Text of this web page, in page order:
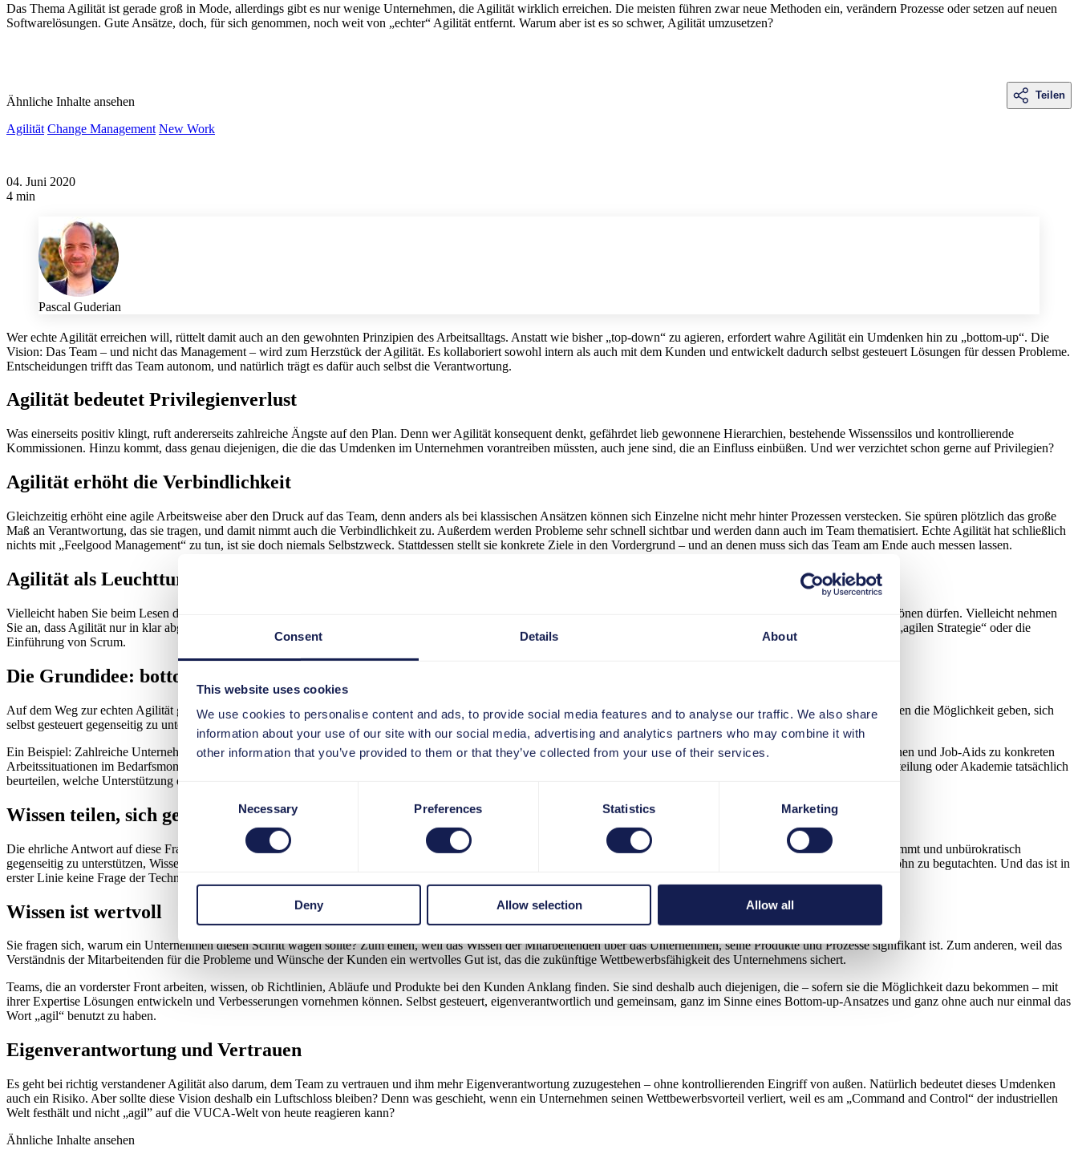
Consent Details About
This website uses cookies
We use cookies to personalise content and ads, to provide social media features and to analyse our traffic. We also share
information about your use of our site with our social media, advertising and analytics partners who may combine it with
other information that you’ve provided to them or that they’ve collected from your use of their services.
Consent
Necessary Preferences Statistics Marketing
Deny Allow selection Allow all
Das Thema Agilität ist gerade groß in Mode, allerdings gibt es nur wenige Unternehmen, die Agilität wirklich erreichen. Die meisten führen zwar neue Methoden ein, verändern Prozesse oder setzen auf neuen
Softwarelösungen. Gute Ansätze, doch, für sich genommen, noch weit von „echter“ Agilität entfernt. Warum aber ist es so schwer, Agilität umzusetzen?
Ähnliche Inhalte ansehen
Agilität Change Management New Work
Teilen
04. Juni 2020
4 min
Pascal Guderian
Wer echte Agilität erreichen will, rüttelt damit auch an den gewohnten Prinzipien des Arbeitsalltags. Anstatt wie bisher „top-down“ zu agieren, erfordert wahre Agilität ein Umdenken hin zu „bottom-up“. Die
Vision: Das Team – und nicht das Management – wird zum Herzstück der Agilität. Es kollaboriert sowohl intern als auch mit dem Kunden und entwickelt dadurch selbst gesteuert Lösungen für dessen Probleme.
Entscheidungen trifft das Team autonom, und natürlich trägt es dafür auch selbst die Verantwortung.
Agilität bedeutet Privilegienverlust
Was einerseits positiv klingt, ruft andererseits zahlreiche Ängste auf den Plan. Denn wer Agilität konsequent denkt, gefährdet lieb gewonnene Hierarchien, bestehende Wissenssilos und kontrollierende
Kommissionen. Hinzu kommt, dass genau diejenigen, die die das Umdenken im Unternehmen vorantreiben müssten, auch jene sind, die an Einfluss einbüßen. Und wer verzichtet schon gerne auf Privilegien?
Agilität erhöht die Verbindlichkeit
Gleichzeitig erhöht eine agile Arbeitsweise aber den Druck auf das Team, denn anders als bei klassischen Ansätzen können sich Einzelne nicht mehr hinter Prozessen verstecken. Sie spüren plötzlich das große
Maß an Verantwortung, das sie tragen, und damit nimmt auch die Verbindlichkeit zu. Außerdem werden Probleme sehr schnell sichtbar und werden dann auch im Team thematisiert. Echte Agilität hat schließlich
nichts mit „Feelgood Management“ zu tun, ist sie doch niemals Selbstzweck. Stattdessen stellt sie konkrete Ziele in den Vordergrund – und an denen muss sich das Team am Ende auch messen lassen.
Agilität als Leuchtturmprojekt?
Vielleicht haben Sie beim Lesen dieser Zeilen zunächst an Softwareentwicklung gedacht oder an bestimmte Leuchtturmprojekte, in denen Mitarbeiter ihren agilen Ansprüchen frönen dürfen. Vielleicht nehmen
Sie an, dass Agilität nur in klar abgegrenzten Bereichen funktionieren kann. Doch genau das Gegenteil ist der Fall – und das ganz ohne das Ausrufen einer unternehmensweiten „agilen Strategie“ oder die
Einführung von Scrum.
Die Grundidee: bottom-up
Auf dem Weg zur echten Agilität geht es vor allem um die Berücksichtigung von Bottom-up-Ansätzen. Unternehmen müssen ihre Scheu ablegen. Sie müssen ihren Mitarbeitenden die Möglichkeit geben, sich
selbst gesteuert gegenseitig zu unterstützen, um Kundenprobleme zu lösen.
Ein Beispiel: Zahlreiche Unternehmen investieren Geld und Zeit in Trainings und Performance Support. Damit stellen sie den Mitarbeitenden von zentraler Stelle aus Informationen und Job-Aids zu konkreten
Arbeitssituationen im Bedarfsmoment zur Verfügung. Doch können sie sicher sein, dass die Hilfsangebote auch relevant sind für die Arbeit „da draußen“? Kann eine Personalabteilung oder Akademie tatsächlich
beurteilen, welche Unterstützung die Mitarbeitenden an all den verschiedenen Arbeitsplätzen und mit all den unterschiedlichen Wissensbedarfen brauchen?
Wissen teilen, sich gegenseitig unterstützen
Die ehrliche Antwort auf diese Frage wird „Nein“ lauten müssen. Daher müssen die Unternehmen ihren Angestellten eine Stimme geben und ihnen ermöglichen, sich selbstbestimmt und unbürokratisch
gegenseitig zu unterstützen, Wissen zu teilen oder gemeinsam Probleme zu lösen - ohne dass Chefetagen der Versuchung erliegen, diese Ansätze zu kontrollieren oder mit Argwohn zu begutachten. Und das ist in
erster Linie keine Frage der Technik, sondern eine Frage der Kultur.
Wissen ist wertvoll
Sie fragen sich, warum ein Unternehmen diesen Schritt wagen sollte? Zum einen, weil das Wissen der Mitarbeitenden über das Unternehmen, seine Produkte und Prozesse signifikant ist. Zum anderen, weil das
Verständnis der Mitarbeitenden für die Probleme und Wünsche der Kunden ein wertvolles Gut ist, das die zukünftige Wettbewerbsfähigkeit des Unternehmens sichert.
Teams, die an vorderster Front arbeiten, wissen, ob Richtlinien, Abläufe und Produkte bei den Kunden Anklang finden. Sie sind deshalb auch diejenigen, die – sofern sie die Möglichkeit dazu bekommen – mit
ihrer Expertise Lösungen entwickeln und Verbesserungen vornehmen können. Selbst gesteuert, eigenverantwortlich und gemeinsam, ganz im Sinne eines Bottom-up-Ansatzes und ganz ohne auch nur einmal das
Wort „agil“ benutzt zu haben.
Eigenverantwortung und Vertrauen
Es geht bei richtig verstandener Agilität also darum, dem Team zu vertrauen und ihm mehr Eigenverantwortung zuzugestehen – ohne kontrollierenden Eingriff von außen. Natürlich bedeutet dieses Umdenken
auch ein Risiko. Aber sollte diese Vision deshalb ein Luftschloss bleiben? Denn was geschieht, wenn ein Unternehmen seinen Wettbewerbsvorteil verliert, weil es am „Command and Control“ der industriellen
Welt festhält und nicht „agil” auf die VUCA-Welt von heute reagieren kann?
Ähnliche Inhalte ansehen